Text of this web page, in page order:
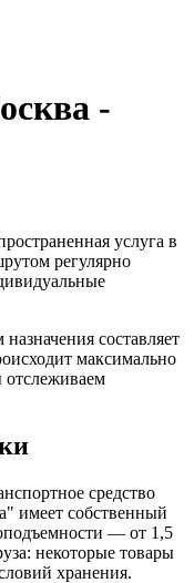
-
услуга в
регулярно
составляет
максимально
средство
имеет собственный
— от 1,5
некоторые товары
хранения.